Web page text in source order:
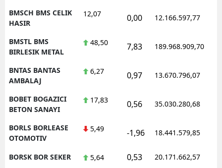
BMSCH BMS CELIK
HASIR
12,07 0,00 12.166.597,77
BMSTL BMS
BIRLESIK METAL
48,50 7,83 189.968.909,70
BNTAS BANTAS
AMBALAJ
6,27 0,97 13.670.796,07
BOBET BOGAZICI
BETON SANAYI
17,83 0,56 35.030.280,68
BORLS BORLEASE
OTOMOTIV
5,49 -1,96 18.441.579,85
BORSK BOR SEKER 5,64 0,53 20.171.662,57